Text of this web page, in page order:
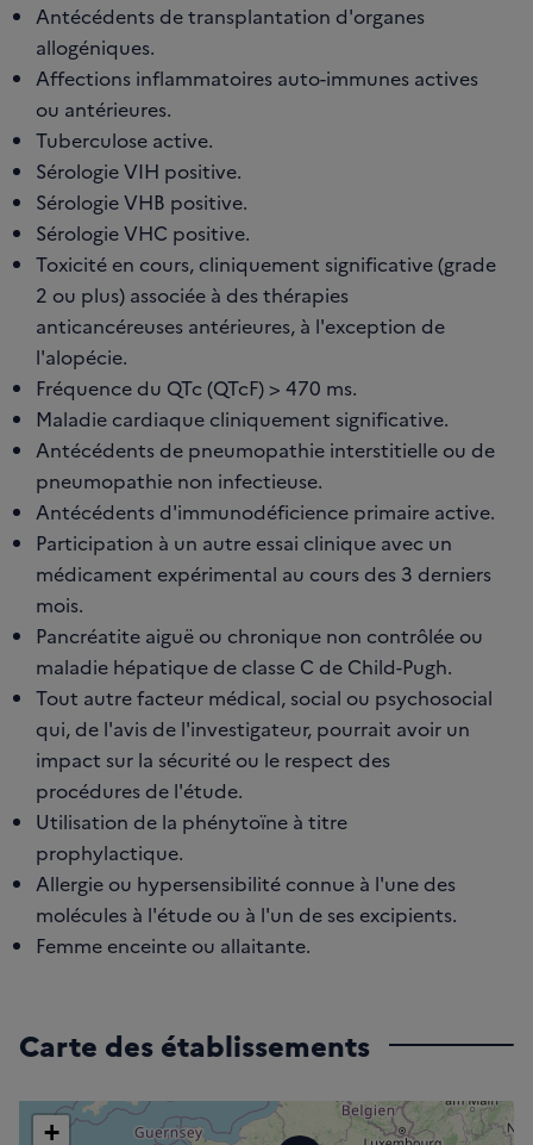
Antécédents de transplantation d'organes
allogéniques.
Affections inflammatoires auto-immunes actives
ou antérieures.
Tuberculose active.
Sérologie VIH positive.
Sérologie VHB positive.
Sérologie VHC positive.
Toxicité en cours, cliniquement significative (grade
2 ou plus) associée à des thérapies
anticancéreuses antérieures, à l'exception de
l'alopécie.
Fréquence du QTc (QTcF) > 470 ms.
Maladie cardiaque cliniquement significative.
Antécédents de pneumopathie interstitielle ou de
pneumopathie non infectieuse.
Antécédents d'immunodéficience primaire active.
Participation à un autre essai clinique avec un
médicament expérimental au cours des 3 derniers
mois.
Pancréatite aiguë ou chronique non contrôlée ou
maladie hépatique de classe C de Child-Pugh.
Tout autre facteur médical, social ou psychosocial
qui, de l'avis de l'investigateur, pourrait avoir un
impact sur la sécurité ou le respect des
procédures de l'étude.
Utilisation de la phénytoïne à titre
prophylactique.
Allergie ou hypersensibilité connue à l'une des
molécules à l'étude ou à l'un de ses excipients.
Femme enceinte ou allaitante.
Carte des établissements
+